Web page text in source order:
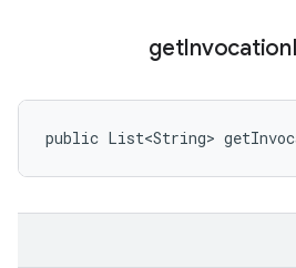
getInvocation
public List<String>